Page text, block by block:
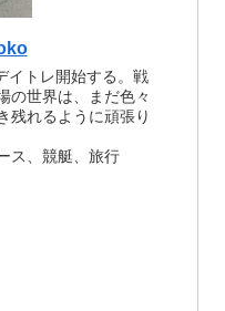
イトレ開始する。戦
の世界は、まだ色々
残れるように頑張り
ス、競艇、旅行